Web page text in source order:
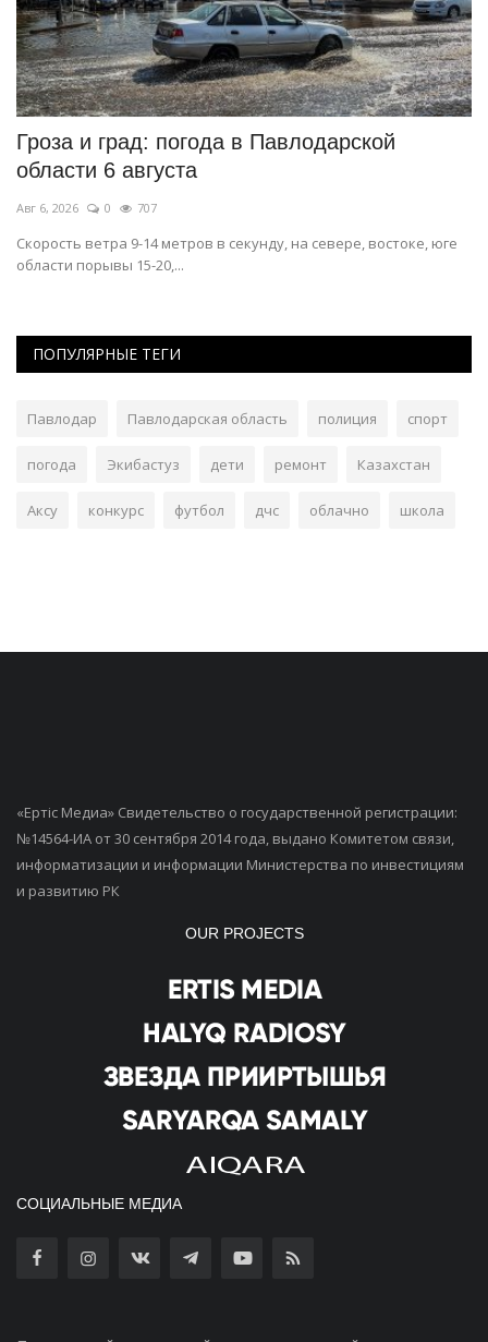
Гроза и град: погода в Павлодарской
области 6 августа
Авг 6, 2026 0 707
Скорость ветра 9-14 метров в секунду, на севере, востоке, юге
области порывы 15-20,...
ПОПУЛЯРНЫЕ ТЕГИ
Павлодар Павлодарская область полиция спорт
погода Экибастуз дети ремонт Казахстан
Аксу конкурс футбол дчс облачно школа
«Ертiс Медиа» Свидетельство о государственной регистрации:
№14564-ИА от 30 сентября 2014 года, выдано Комитетом связи,
информатизации и информации Министерства по инвестициям
и развитию РК
OUR PROJECTS
СОЦИАЛЬНЫЕ МЕДИА